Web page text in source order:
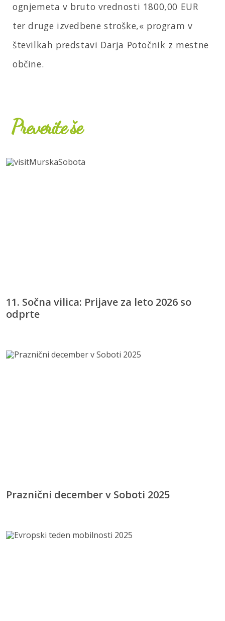
ognjemeta v bruto vrednosti 1800,00 EUR
ter druge izvedbene stroške,« program v
številkah predstavi Darja Potočnik z mestne
občine.
Preverite še
11. Sočna vilica: Prijave za leto 2026 so
odprte
Praznični december v Soboti 2025